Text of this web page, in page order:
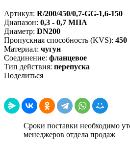
Артикул: R/200/450/0,7-GG-1,6-150
Диапазон: 0,3 - 0,7 МПА
Диаметр: DN200
Пропускная способность (KVS): 450
Материал: чугун
Соединение: фланцевое
Тип действия: перепуска
Поделиться
Сроки поставки необходимо
менеджеров отдела продаж